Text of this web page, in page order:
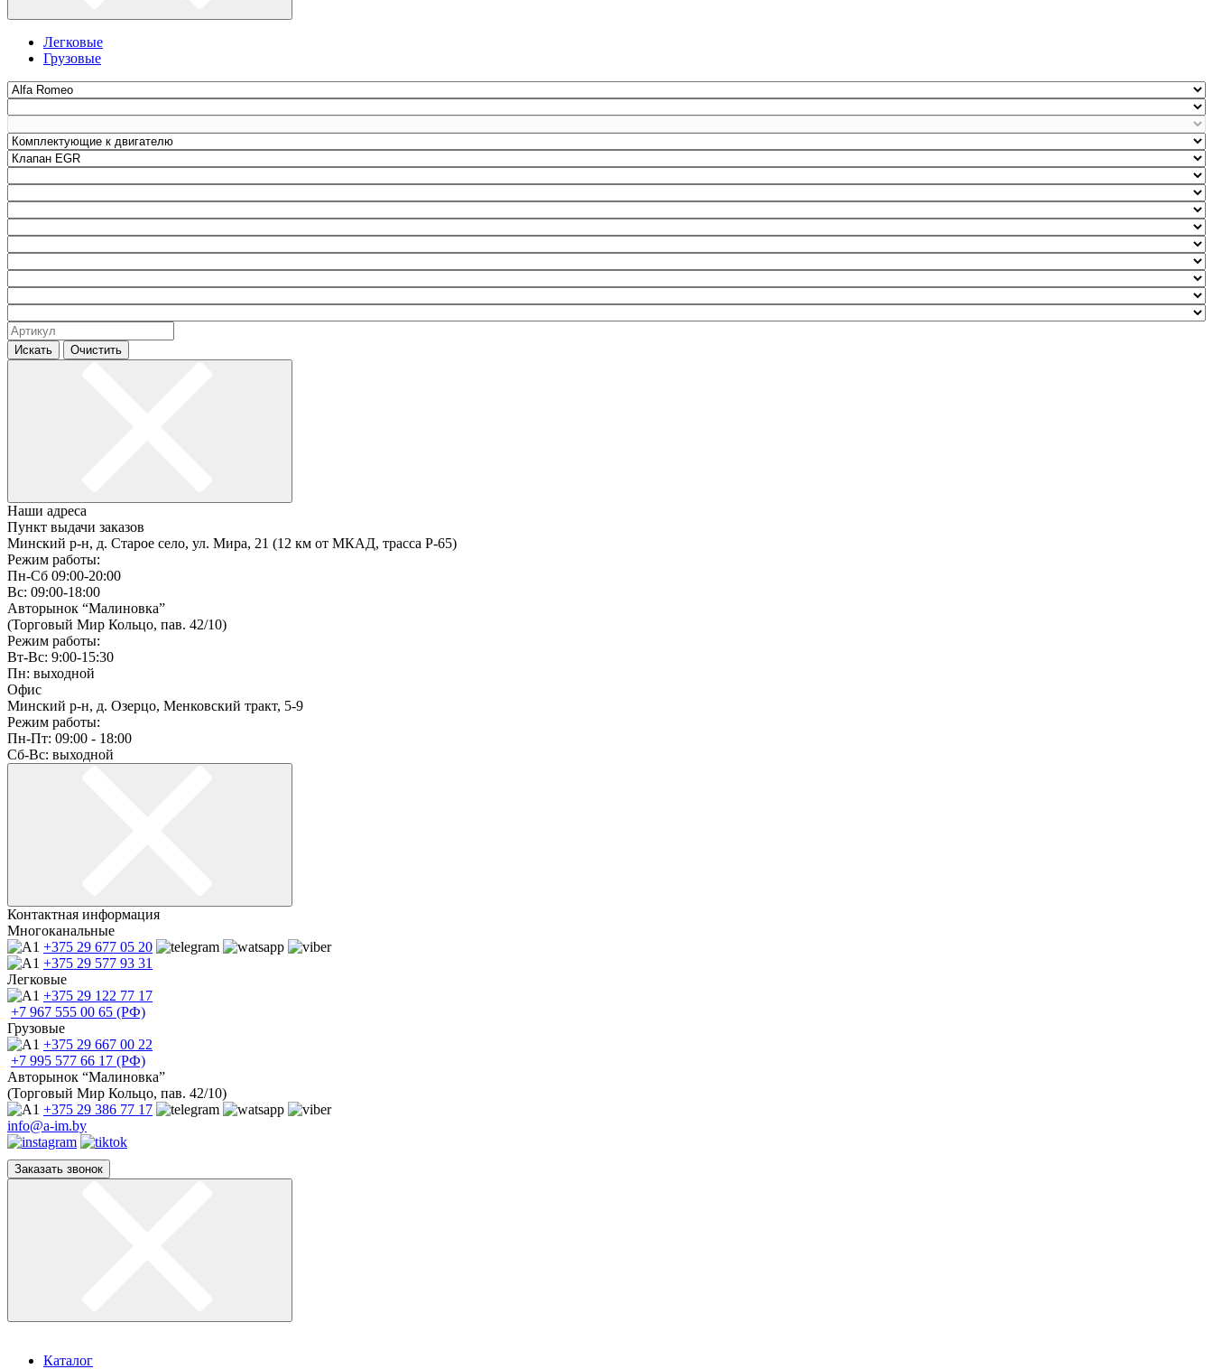
Легковые
Грузовые
Искать Очистить
Наши адреса
Пункт выдачи заказов
Минский р-н, д. Старое село, ул. Мира, 21 (12 км от МКАД, трасса P-65)
Режим работы:
Пн-Сб 09:00-20:00
Вс: 09:00-18:00
Авторынок “Малиновка”
(Торговый Мир Кольцо, пав. 42/10)
Режим работы:
Вт-Вс: 9:00-15:30
Пн: выходной
Офис
Минский р-н, д. Озерцо, Менковский тракт, 5-9
Режим работы:
Пн-Пт: 09:00 - 18:00
Сб-Вс: выходной
Контактная информация
Многоканальные
+375 29 677 05 20
+375 29 577 93 31
Легковые
+375 29 122 77 17
+7 967 555 00 65 (РФ)
Грузовые
+375 29 667 00 22
+7 995 577 66 17 (РФ)
Авторынок “Малиновка”
(Торговый Мир Кольцо, пав. 42/10)
+375 29 386 77 17
info@a-im.by
Заказать звонок
Каталог